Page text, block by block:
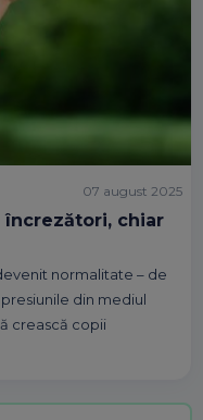
chiar
normalitate – de
din mediul
crească copii
07 august 2025